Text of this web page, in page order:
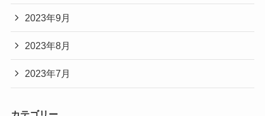
2023年9月
2023年8月
2023年7月